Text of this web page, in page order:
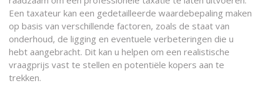
Een taxateur kan een gedetailleerde waardebepaling maken
op basis van verschillende factoren, zoals de staat van
onderhoud, de ligging en eventuele verbeteringen die u
hebt aangebracht. Dit kan u helpen om een realistische
vraagprijs vast te stellen en potentiële kopers aan te
trekken.